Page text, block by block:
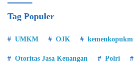
Tag Populer
UMKM OJK kemenkopukm
Otoritas Jasa Keuangan Polri